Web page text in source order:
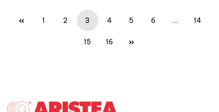
1 2 3 4 5 6 … 14
15 16